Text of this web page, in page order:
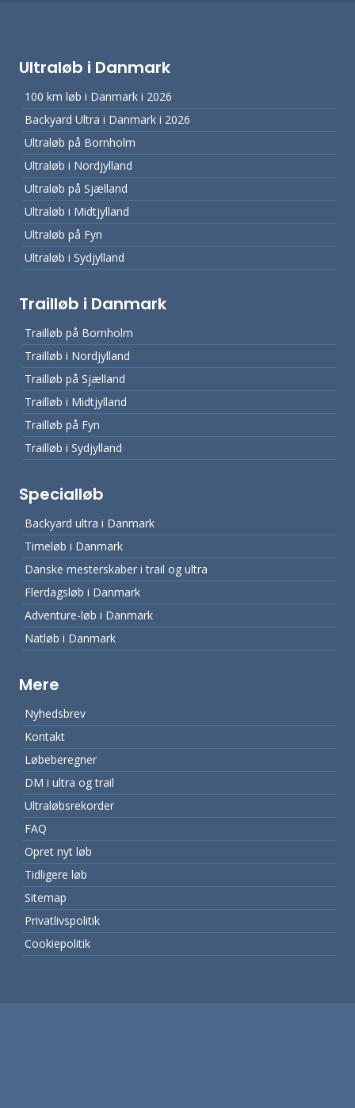
Ultraløb i Danmark
100 km løb i Danmark i 2026
Backyard Ultra i Danmark i 2026
Ultraløb på Bornholm
Ultraløb i Nordjylland
Ultraløb på Sjælland
Ultraløb i Midtjylland
Ultraløb på Fyn
Ultraløb i Sydjylland
Trailløb i Danmark
Trailløb på Bornholm
Trailløb i Nordjylland
Trailløb på Sjælland
Trailløb i Midtjylland
Trailløb på Fyn
Trailløb i Sydjylland
Specialløb
Backyard ultra i Danmark
Timeløb i Danmark
Danske mesterskaber i trail og ultra
Flerdagsløb i Danmark
Adventure-løb i Danmark
Natløb i Danmark
Mere
Nyhedsbrev
Kontakt
Løbeberegner
DM i ultra og trail
Ultraløbsrekorder
FAQ
Opret nyt løb
Tidligere løb
Sitemap
Privatlivspolitik
Cookiepolitik